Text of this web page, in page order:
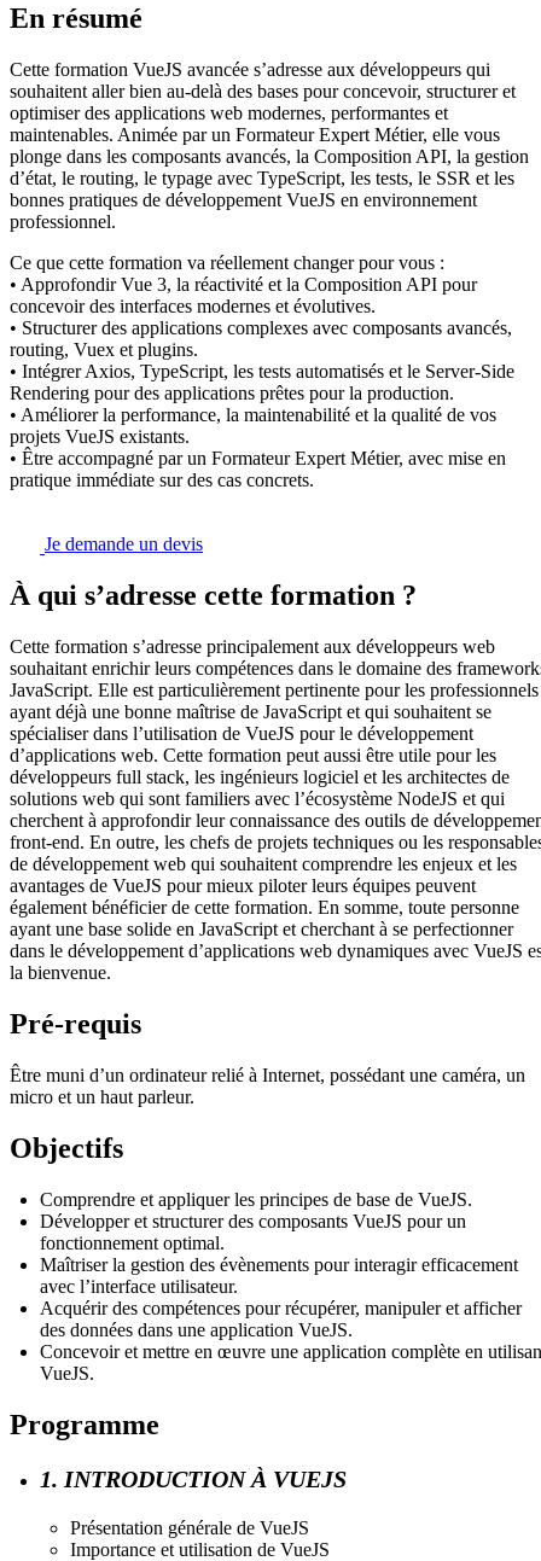
En résumé
Cette formation VueJS avancée s’adresse aux développeurs qui
souhaitent aller bien au-delà des bases pour concevoir, structurer et
optimiser des applications web modernes, performantes et
maintenables. Animée par un Formateur Expert Métier, elle vous
plonge dans les composants avancés, la Composition API, la gestion
d’état, le routing, le typage avec TypeScript, les tests, le SSR et les
bonnes pratiques de développement VueJS en environnement
professionnel.
Ce que cette formation va réellement changer pour vous :
• Approfondir Vue 3, la réactivité et la Composition API pour
concevoir des interfaces modernes et évolutives.
• Structurer des applications complexes avec composants avancés,
routing, Vuex et plugins.
• Intégrer Axios, TypeScript, les tests automatisés et le Server-Side
Rendering pour des applications prêtes pour la production.
• Améliorer la performance, la maintenabilité et la qualité de vos
projets VueJS existants.
• Être accompagné par un Formateur Expert Métier, avec mise en
pratique immédiate sur des cas concrets.
Je demande un devis
À qui s’adresse cette formation ?
Cette formation s’adresse principalement aux développeurs web
souhaitant enrichir leurs compétences dans le domaine des
JavaScript. Elle est particulièrement pertinente pour les professionnels
ayant déjà une bonne maîtrise de JavaScript et qui souhaitent se
spécialiser dans l’utilisation de VueJS pour le développement
d’applications web. Cette formation peut aussi être utile pour les
développeurs full stack, les ingénieurs logiciel et les architectes de
solutions web qui sont familiers avec l’écosystème NodeJS et qui
cherchent à approfondir leur connaissance des outils de
front-end. En outre, les chefs de projets techniques ou les
de développement web qui souhaitent comprendre les enjeux et les
avantages de VueJS pour mieux piloter leurs équipes peuvent
également bénéficier de cette formation. En somme, toute personne
ayant une base solide en JavaScript et cherchant à se perfectionner
dans le développement d’applications web dynamiques avec VueJS
la bienvenue.
Pré-requis
Être muni d’un ordinateur relié à Internet, possédant une caméra, un
micro et un haut parleur.
Objectifs
Comprendre et appliquer les principes de base de VueJS.
Développer et structurer des composants VueJS pour un
fonctionnement optimal.
Maîtriser la gestion des évènements pour interagir efficacement
avec l’interface utilisateur.
Acquérir des compétences pour récupérer, manipuler et afficher
des données dans une application VueJS.
Concevoir et mettre en œuvre une application complète en
VueJS.
Programme
1. INTRODUCTION À VUEJS
Présentation générale de VueJS
Importance et utilisation de VueJS